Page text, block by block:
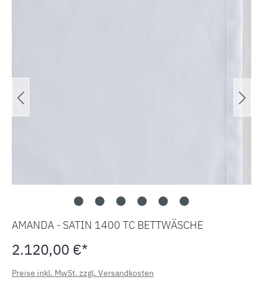
AMANDA - SATIN 1400 TC BETTWÄSCHE
2.120,00 €*
Preise inkl. MwSt. zzgl. Versandkosten